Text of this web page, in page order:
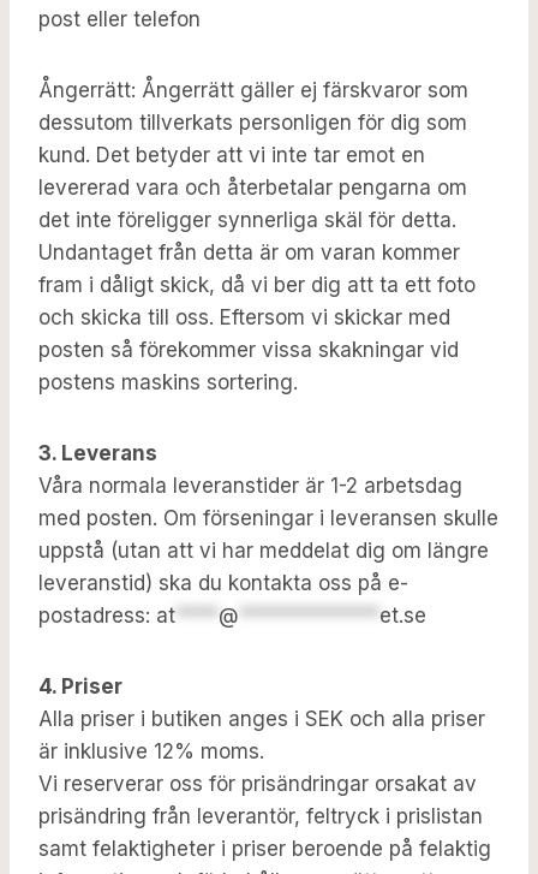
post eller telefon
Ångerrätt: Ångerrätt gäller ej färskvaror som
dessutom tillverkats personligen för dig som
kund. Det betyder att vi inte tar emot en
levererad vara och återbetalar pengarna om
det inte föreligger synnerliga skäl för detta.
Undantaget från detta är om varan kommer
fram i dåligt skick, då vi ber dig att ta ett foto
och skicka till oss. Eftersom vi skickar med
posten så förekommer vissa skakningar vid
postens maskins sortering.
3. Leverans
Våra normala leveranstider är 1-2 arbetsdag
med posten. Om förseningar i leveransen skulle
uppstå (utan att vi har meddelat dig om längre
leveranstid) ska du kontakta oss på e-
postadress: at **** @ ************* et.se
4. Priser
Alla priser i butiken anges i SEK och alla priser
är inklusive 12% moms.
Vi reserverar oss för prisändringar orsakat av
prisändring från leverantör, feltryck i prislistan
samt felaktigheter i priser beroende på felaktig